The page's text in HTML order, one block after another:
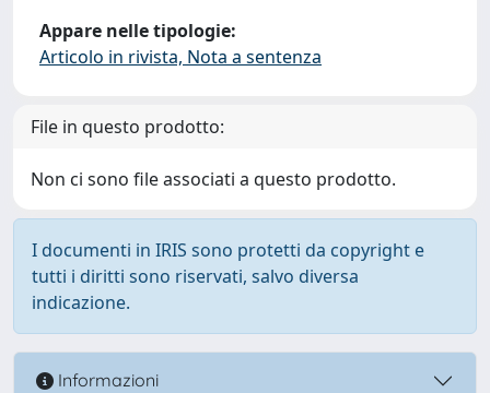
Appare nelle tipologie:
Articolo in rivista, Nota a sentenza
File in questo prodotto:
Non ci sono file associati a questo prodotto.
I documenti in IRIS sono protetti da copyright e
tutti i diritti sono riservati, salvo diversa
indicazione.
Informazioni